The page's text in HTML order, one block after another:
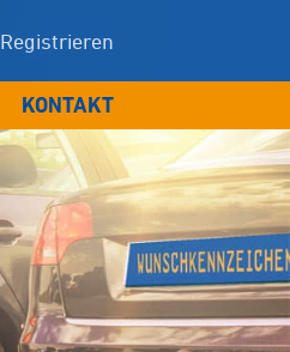
Registrieren
KONTAKT